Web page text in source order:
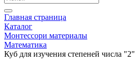
Главная страница
Каталог
Монтессори материалы
Математика
Куб для изучения степеней числа "2"